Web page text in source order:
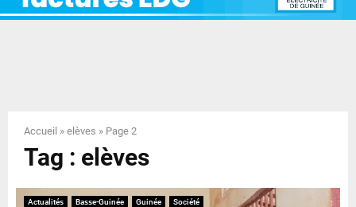
Y
N
U
Accueil » elèves » Page 2
Tag : elèves
Actualités Basse-Guinée Guinée Société